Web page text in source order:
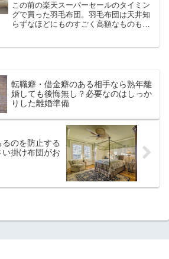
この前の楽天スーパーセールのタイミン
グで買った羽毛布団。羽毛布団は天井知
らずなほどにものすごく高額なものもあ
転職癖・借金癖のある相手なら熟年離
婚しても後悔無し？必要なのはしっか
りした離婚準備
のを防止する
掛け布団がお